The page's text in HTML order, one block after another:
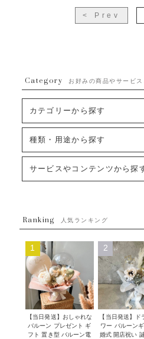
< Prev
Category お好みの商品やサービス
カテゴリーから探す
卓上タイプバルーン
ブーケタイプバルーン
ムーンリットバルーン
コンフェッティバルーン
フリンジバルーン
デコレーションセット
プロップスバルーン
種類・用途から探す
お誕生日
開店・周年祝い
発表会・劇場
その他お祝い
クリスマス
サービスやコンテンツから探
発送について
Q&A
メッセージカード・電報につい
オーダーメイドについて
セミオーダーについて
フリンジバルーンについて
Ranking 人気ランキング
1
【当日発送】おしゃれな
バルーン プレゼント ギ
フト 置き型 バルーン電
2
【当日発送】ド
ワー バルーン
婚式 開店祝い